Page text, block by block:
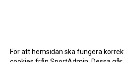
För att hemsidan ska fungera